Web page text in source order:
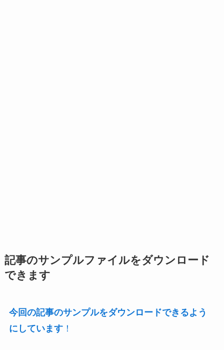
記事のサンプルファイルをダウンロード
できます
今回の記事のサンプルをダウンロードできるよう
にしています！